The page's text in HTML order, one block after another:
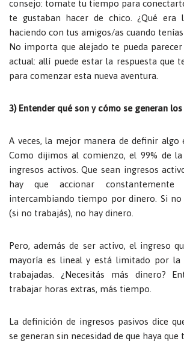
consejo: tomate tu tiempo para
te gustaban hacer de chico. ¿Qué era
haciendo con tus amigos/as cuando
No importa que alejado te pueda
actual: allí puede estar la respuesta que
para comenzar esta nueva aventura.
3) Entender qué son y cómo se generan
A veces, la mejor manera de definir algo
Como dijimos al comienzo, el 99% de
ingresos activos. Que sean ingresos
hay que accionar constantemente
intercambiando tiempo por dinero. Si
(si no trabajás), no hay dinero.
Pero, además de ser activo, el ingreso
mayoría es lineal y está limitado por la
trabajadas. ¿Necesitás más dinero?
trabajar horas extras, más tiempo.
La definición de ingresos pasivos dice
se generan sin necesidad de que haya